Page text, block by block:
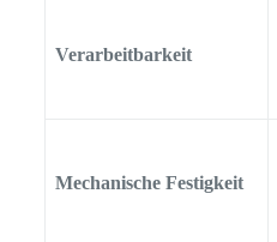
Verarbeitbarkeit
Mechanische Festigkeit